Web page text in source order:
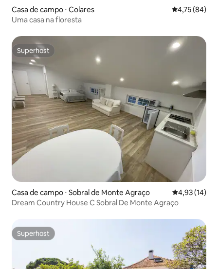
Casa de campo ⋅ Colares 4,75 de uma
4,75 (84)
Uma casa na floresta
Superhost
Superhost
Casa de campo ⋅ Sobral de Monte Agraço 4,93 de uma
4,93 (14)
Dream Country House C Sobral De Monte Agraço
Superhost
Superhost